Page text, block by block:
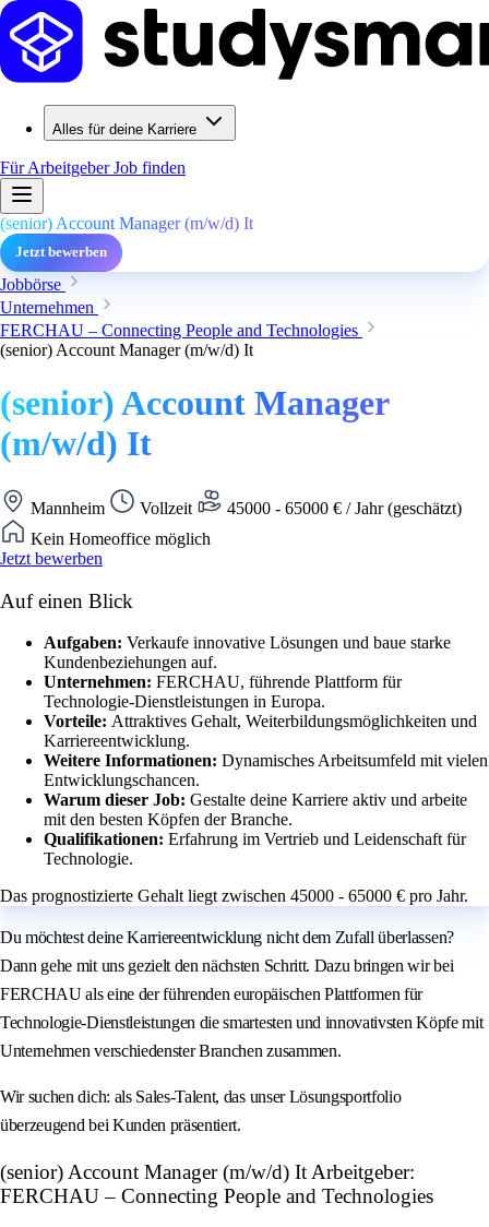
Alles für deine Karriere
Für ArbeitgeberJob finden
(senior) Account Manager (m/w/d) It
Jetzt bewerben
Jobbörse
Unternehmen
FERCHAU – Connecting People and Technologies
(senior) Account Manager (m/w/d) It
(senior) Account Manager
(m/w/d) It
Mannheim Vollzeit
45000 - 65000 € / Jahr (geschätzt)
Kein Homeoffice möglich
Jetzt bewerben
Auf einen Blick
Aufgaben: Verkaufe innovative Lösungen und baue starke
Kundenbeziehungen auf.
Unternehmen: FERCHAU, führende Plattform für
Technologie-Dienstleistungen in Europa.
Vorteile: Attraktives Gehalt, Weiterbildungsmöglichkeiten und
Karriereentwicklung.
Weitere Informationen: Dynamisches Arbeitsumfeld mit vielen
Entwicklungschancen.
Warum dieser Job: Gestalte deine Karriere aktiv und arbeite
mit den besten Köpfen der Branche.
Qualifikationen: Erfahrung im Vertrieb und Leidenschaft für
Technologie.
Das prognostizierte Gehalt liegt zwischen 45000 - 65000 € pro Jahr.
Du möchtest deine Karriereentwicklung nicht dem Zufall überlassen?
Dann gehe mit uns gezielt den nächsten Schritt. Dazu bringen wir bei
FERCHAU als eine der führenden europäischen Plattformen für
Technologie-Dienstleistungen die smartesten und innovativsten Köpfe mit
Unternehmen verschiedenster Branchen zusammen.
Wir suchen dich: als Sales-Talent, das unser Lösungsportfolio
überzeugend bei Kunden präsentiert.
(senior) Account Manager (m/w/d) It Arbeitgeber:
FERCHAU – Connecting People and Technologies